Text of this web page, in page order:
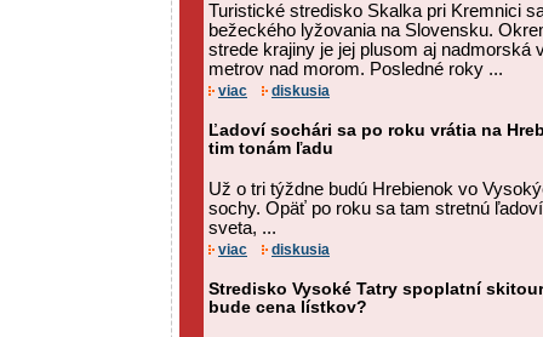
Turistické stredisko Skalka pri Kremnici
bežeckého lyžovania na Slovensku.
strede krajiny je jej plusom aj nadmorská
metrov nad morom. Posledné roky ...
viac diskusia
Ľadoví sochári sa po roku vrátia na
tim tonám ľadu
Už o tri týždne budú Hrebienok vo
sochy. Opäť po roku sa tam stretnú
sveta, ...
viac diskusia
Stredisko Vysoké Tatry spoplatní
bude cena lístkov?